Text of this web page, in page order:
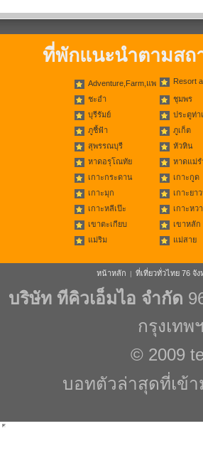
ที่พักแนะนำตามส
Adventure,Farm,แพ Resort
ชะอำ ชุมพร
บุรีรัมย์
ประตูท่า
ภูชี้ฟ้า
ภูเก็ต
สุพรรณบุรี
หัวหิน
หาดอรุโณทัย
หาดแม่ร
เกาะกระดาน
เกาะกูด
เกาะมุก
เกาะยา
เกาะหลีเป๊ะ
เกาะหว
เขาตะเกียบ
เขาหลัก
แม่ริม
แม่สาย
หน้าหลัก | ที่เที่ยวทั่วไทย 76 จัง
บริษัท ทีคิวเอ็มไอ จำกัด
กรุงเทพ
© 2009
บอทตัวล่าสุดที่เข้า